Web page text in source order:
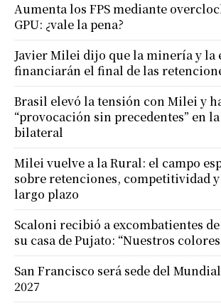
Aumenta los FPS mediante
GPU: ¿vale la pena?
Javier Milei dijo que la minería y la
financiarán el final de las
Brasil elevó la tensión con Milei y
“provocación sin precedentes” en
bilateral
Milei vuelve a la Rural: el campo
sobre retenciones, competitividad
largo plazo
Scaloni recibió a excombatientes
su casa de Pujato: “Nuestros
San Francisco será sede del
2027